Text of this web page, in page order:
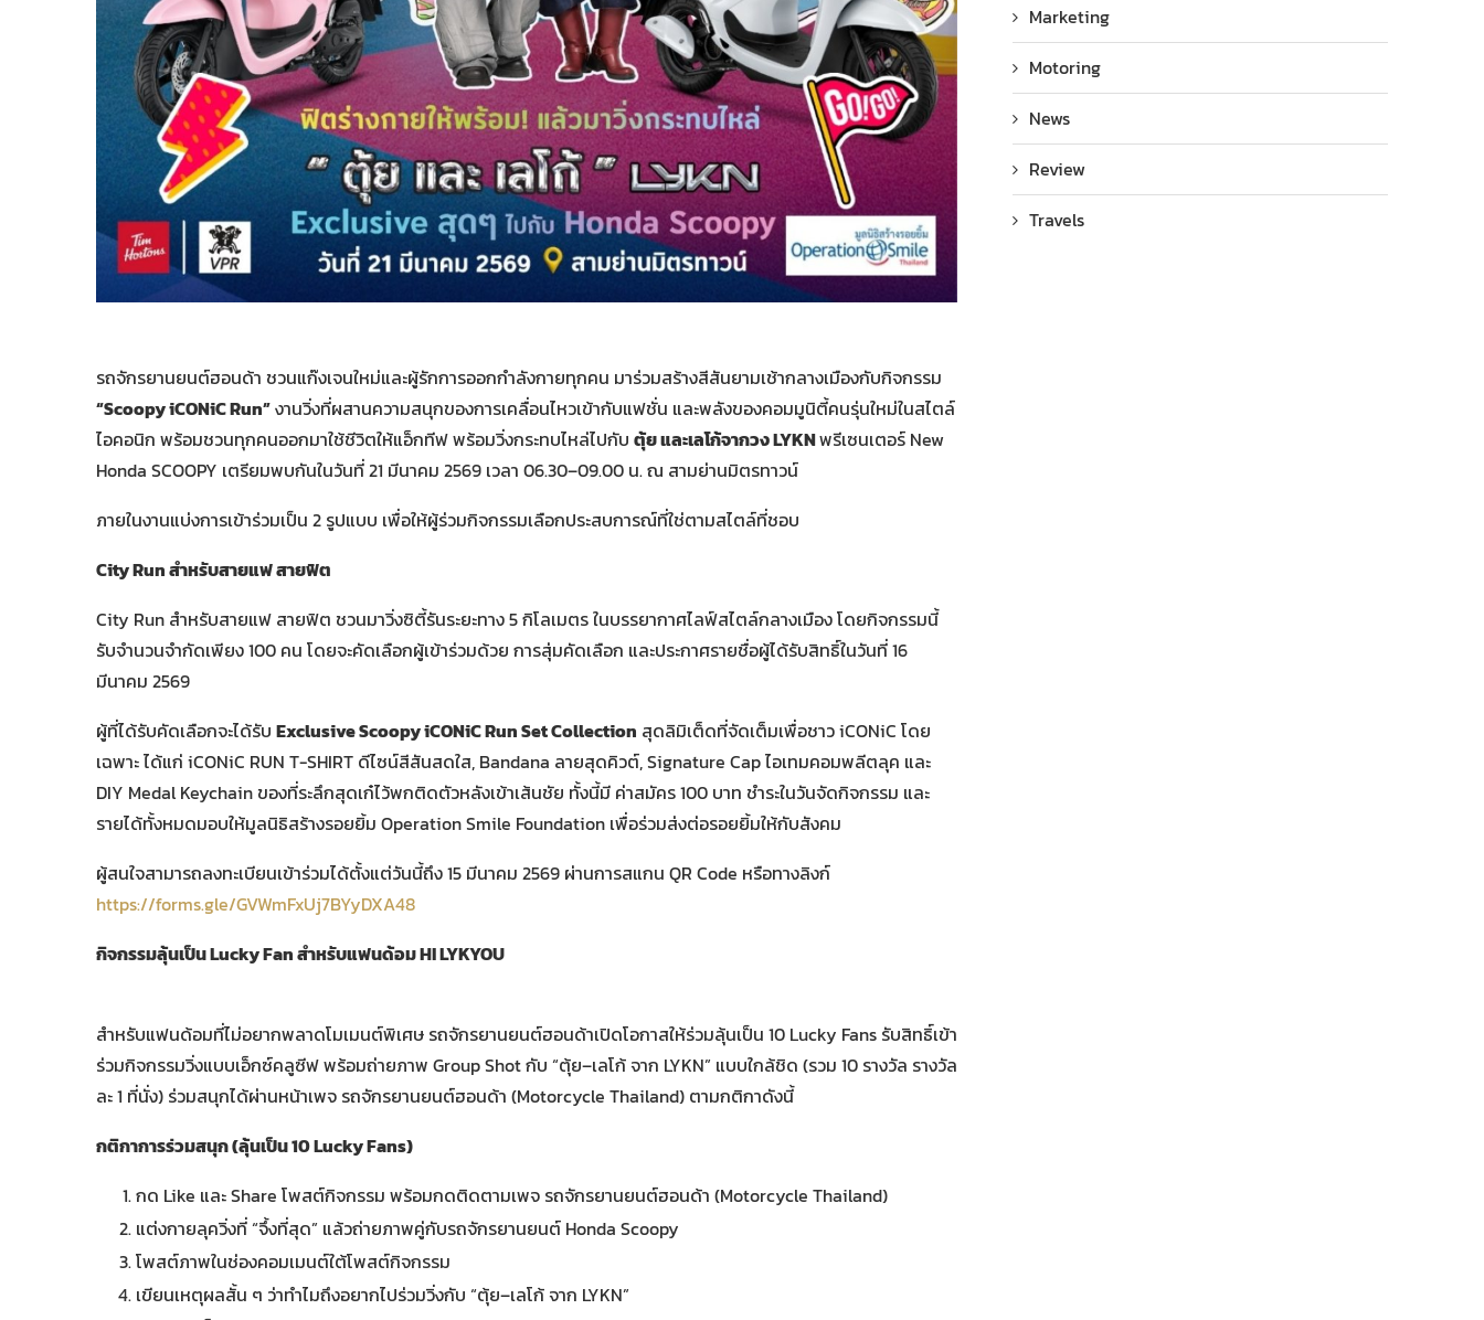
รถจักรยานยนต์ฮอนด้า ชวนแก๊งเจนใหม่และผู้รักการออกกำลังกายทุกคน มาร่วมสร้างสีสันยามเช้ากลางเมืองกับกิจกรรม
“Scoopy iCONiC Run”งานวิ่งที่ผสานความสนุกของการเคลื่อนไหวเข้ากับแฟชั่น และพลังของคอมมูนิตี้คนรุ่นใหม่ในสไตล์
ไอคอนิก พร้อมชวนทุกคนออกมาใช้ชีวิตให้แอ็กทีฟ พร้อมวิ่งกระทบไหล่ไปกับ ตุ้ย และเลโก้จากวง LYKNพรีเซนเตอร์ New
Honda SCOOPY เตรียมพบกันในวันที่ 21 มีนาคม 2569 เวลา 06.30–09.00 น. ณ สามย่านมิตรทาวน์
ภายในงานแบ่งการเข้าร่วมเป็น 2 รูปแบบ เพื่อให้ผู้ร่วมกิจกรรมเลือกประสบการณ์ที่ใช่ตามสไตล์ที่ชอบ
City Run สำหรับสายแฟ สายฟิต
City Run สำหรับสายแฟ สายฟิต ชวนมาวิ่งซิตี้รันระยะทาง 5 กิโลเมตร ในบรรยากาศไลฟ์สไตล์กลางเมือง โดยกิจกรรมนี้
รับจำนวนจำกัดเพียง 100 คน โดยจะคัดเลือกผู้เข้าร่วมด้วย การสุ่มคัดเลือก และประกาศรายชื่อผู้ได้รับสิทธิ์ในวันที่ 16
มีนาคม 2569
ผู้ที่ได้รับคัดเลือกจะได้รับ Exclusive Scoopy iCONiC Run Set Collection สุดลิมิเต็ดที่จัดเต็มเพื่อชาว iCONiC โดย
เฉพาะ ได้แก่ iCONiC RUN T-SHIRT ดีไซน์สีสันสดใส, Bandana ลายสุดคิวต์, Signature Cap ไอเทมคอมพลีตลุค และ
DIY Medal Keychain ของที่ระลึกสุดเก๋ไว้พกติดตัวหลังเข้าเส้นชัย ทั้งนี้มี ค่าสมัคร 100 บาท ชำระในวันจัดกิจกรรม และ
รายได้ทั้งหมดมอบให้มูลนิธิสร้างรอยยิ้ม Operation Smile Foundation เพื่อร่วมส่งต่อรอยยิ้มให้กับสังคม
ผู้สนใจสามารถลงทะเบียนเข้าร่วมได้ตั้งแต่วันนี้ถึง 15 มีนาคม 2569 ผ่านการสแกน QR Code หรือทางลิงก์
https://forms.gle/GVWmFxUj7BYyDXA48
กิจกรรมลุ้นเป็นLucky Fan สำหรับแฟนด้อม HI LYKYOU
สำหรับแฟนด้อมที่ไม่อยากพลาดโมเมนต์พิเศษ รถจักรยานยนต์ฮอนด้าเปิดโอกาสให้ร่วมลุ้นเป็น 10 Lucky Fans รับสิทธิ์เข้า
ร่วมกิจกรรมวิ่งแบบเอ็กซ์คลูซีฟ พร้อมถ่ายภาพ Group Shot กับ “ตุ้ย–เลโก้ จาก LYKN” แบบใกล้ชิด (รวม 10 รางวัล รางวัล
ละ 1 ที่นั่ง) ร่วมสนุกได้ผ่านหน้าเพจ รถจักรยานยนต์ฮอนด้า (Motorcycle Thailand) ตามกติกาดังนี้
กติกาการร่วมสนุก (ลุ้นเป็น10 Lucky Fans)
กด Like และ Share โพสต์กิจกรรม พร้อมกดติดตามเพจ รถจักรยานยนต์ฮอนด้า (Motorcycle Thailand)
แต่งกายลุควิ่งที่ “จึ้งที่สุด” แล้วถ่ายภาพคู่กับรถจักรยานยนต์ Honda Scoopy
โพสต์ภาพในช่องคอมเมนต์ใต้โพสต์กิจกรรม
เขียนเหตุผลสั้น ๆ ว่าทำไมถึงอยากไปร่วมวิ่งกับ “ตุ้ย–เลโก้ จาก LYKN”
Marketing
Motoring
News
Review
Travels